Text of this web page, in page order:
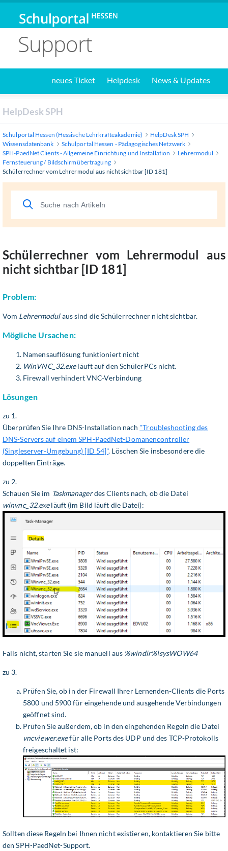
Support
neues Ticket Helpdesk News & Updates
HelpDesk SPH
Schulportal Hessen (Hessische Lehrkräfteakademie)
HelpDesk SPH
Wissensdatenbank
Schulportal Hessen - Pädagogisches Netzwerk
SPH-PaedNet Clients - Allgemeine Einrichtung und Installation
Lehrermodul
Fernsteuerung / Bildschirmübertragung
Schülerrechner vom Lehrermodul aus nicht sichtbar [ID 181]
Schülerrechner vom Lehrermodul aus
nicht sichtbar [ID 181]
Problem:
Vom Lehrermodulaus sind die Schülerrechner nicht sichtbar.
Mögliche Ursachen:
Namensauflösung funktioniert nicht
WinVNC_32.exeläuft auf den SchülerPCs nicht.
Firewall verhindert VNC-Verbindung
Lösungen
zu 1.
Überprüfen Sie Ihre DNS-Installation nach "Troubleshooting des
DNS-Servers auf einem SPH-PaedNet-Domänencontroller
(Singleserver-Umgebung) [ID 54]". Löschen Sie insbesondere die
doppelten Einträge.
zu 2.
Schauen Sie im Taskmanagerdes Clients nach, ob die Datei
winvnc_32.exeläuft (im Bild läuft die Datei):
Falls nicht, starten Sie sie manuell aus %windir%\sysWOW64
zu 3.
Prüfen Sie, ob in der Firewall Ihrer Lernenden-Clients die Ports
5800 und 5900 für eingehende und ausgehende Verbindungen
geöffnet sind.
Prüfen Sie außerdem, ob in den eingehenden Regeln die Datei
vncviewer.exefür alle Ports des UDP und des TCP-Protokolls
freigeschaltet ist:
Sollten diese Regeln bei Ihnen nicht existieren, kontaktieren Sie bitte
den SPH-PaedNet-Support.